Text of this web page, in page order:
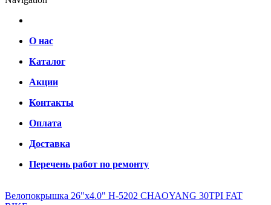
О нас
Каталог
Акции
Контакты
Оплата
Доставка
Перечень работ по ремонту
Велопокрышка 26"х4.0" H-5202 CHAOYANG 30TPI FAT